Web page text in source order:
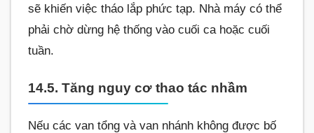
sẽ khiến việc tháo lắp phức tạp. Nhà máy có thể
phải chờ dừng hệ thống vào cuối ca hoặc cuối
tuần.
14.5. Tăng nguy cơ thao tác nhầm
Nếu các van tổng và van nhánh không được bố